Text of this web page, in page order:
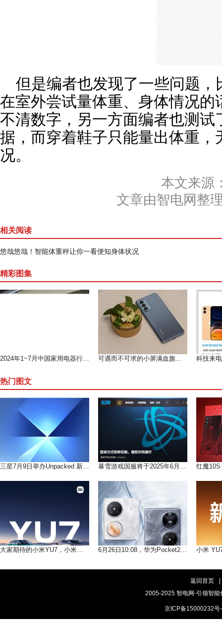
但是编者也发现了一些问题
在室外尝试量体重、身体情况
不清数字，另一方面编者也测
据，而穿着鞋子只能量出体重
况。
本文来源
文章由智电网整
相关阅读
悠哉悠哉！智能体重秤让你一看便知身体状况
精彩图集
2024年1~7月中国家用电器行业运行形势分析（上） 可遇而不可求的小屏满血旗舰--魅族 18测评
热门图文
三星7月9日举办Unpacked 新品发布会 多款新品将发布 暴雪游戏国服将于2025年6月25日起将切换为网易账号
大家期待的小米YU7，小米的首款SUV将于6月26日见 6月26日10:08，华为Pocket2优享版即将登场
返回首页
2005-2025 智电网-引领智
京ICP备15000232号